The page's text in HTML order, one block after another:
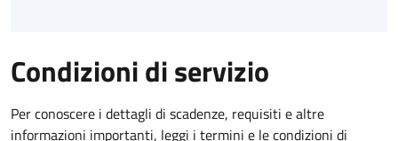
Condizioni di servizio
Per conoscere i dettagli di scadenze, requisiti e altre
informazioni importanti, leggi i termini e le condizioni di